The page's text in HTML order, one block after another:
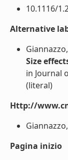
10.1116/
Alternative
Size
in Journal
(literal)
Http://
Pagina inizio